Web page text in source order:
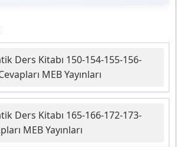
Ders Kitabı 150-154-155-156-
MEB Yayınları
Ders Kitabı 165-166-172-173-
MEB Yayınları